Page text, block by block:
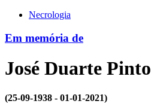
Necrologia
Em memória de
José Duarte Pinto
(25-09-1938 - 01-01-2021)